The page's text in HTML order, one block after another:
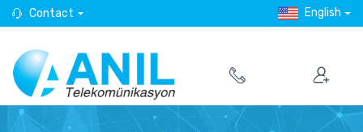
Contact English